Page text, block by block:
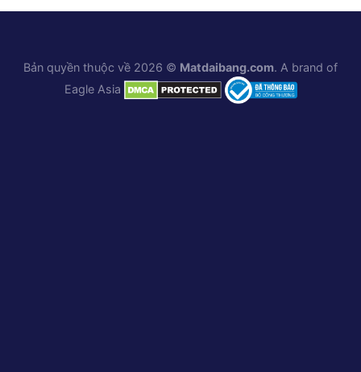
Bản quyền thuộc về 2026 © Matdaibang.com. A brand of
Eagle Asia